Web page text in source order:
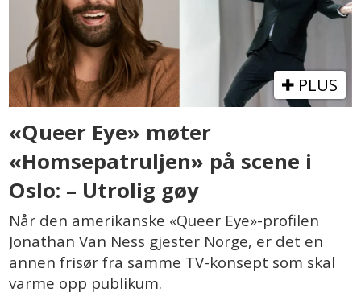
PLUS
«Queer Eye» møter
«Homsepatruljen» på scene i
Oslo: – Utrolig gøy
Når den amerikanske «Queer Eye»-profilen
Jonathan Van Ness gjester Norge, er det en
annen frisør fra samme TV-konsept som skal
varme opp publikum.